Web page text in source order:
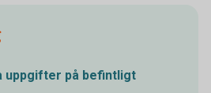
uppgifter på befintligt